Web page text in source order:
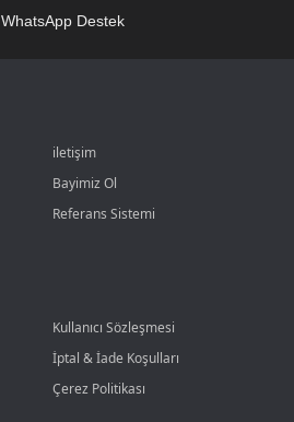
WhatsApp Destek
iletişim
Bayimiz Ol
Referans Sistemi
Kullanıcı Sözleşmesi
İptal & İade Koşulları
Çerez Politikası